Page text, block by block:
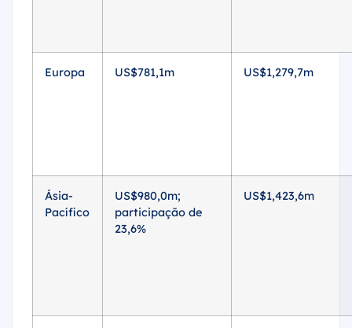
Europa US$781,1m US$1,279,7m
Ásia-
Pacífico
US$980,0m;
participação de
23,6%
US$1,423,6m